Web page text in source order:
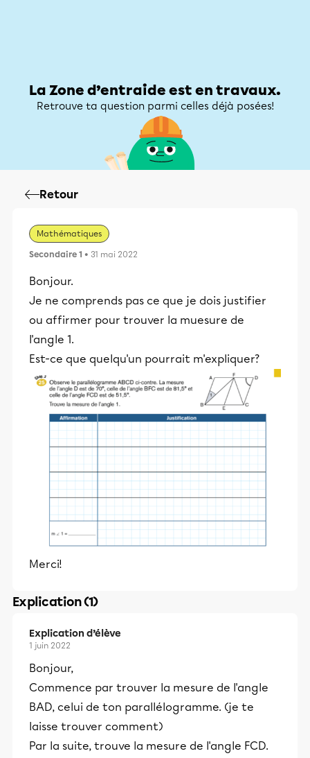
La Zone d’entraide est en travaux.
Retrouve ta question parmi celles déjà posées!
Retour
Mathématiques
Secondaire 1 • 31 mai 2022
Bonjour.
Je ne comprends pas ce que je dois justifier
ou affirmer pour trouver la muesure de
l'angle 1.
Est-ce que quelqu'un pourrait m'expliquer?
Merci!
Explication (1)
Explication d’élève
1 juin 2022
Bonjour,
Commence par trouver la mesure de l'angle
BAD, celui de ton parallélogramme. (je te
laisse trouver comment)
Par la suite, trouve la mesure de l'angle FCD.